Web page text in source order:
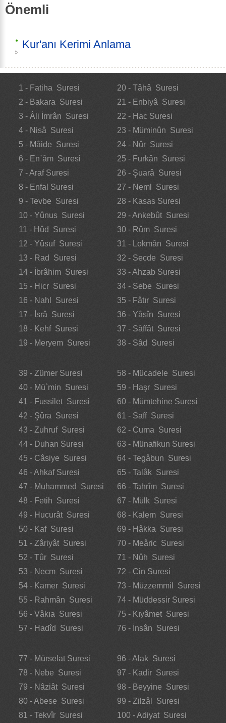
Önemli
Kur'anı Kerimi Anlama
1 - Fatiha Suresi
2 - Bakara Suresi
3 - Âli İmrân Suresi
4 - Nisâ Suresi
5 - Mâide Suresi
6 - En`âm Suresi
7 - Araf Suresi
8 - Enfal Suresi
9 - Tevbe Suresi
10 - Yûnus Suresi
11 - Hûd Suresi
12 - Yûsuf Suresi
13 - Rad Suresi
14 - İbrâhim Suresi
15 - Hicr Suresi
16 - Nahl Suresi
17 - İsrâ Suresi
18 - Kehf Suresi
19 - Meryem Suresi
20 - Tâhâ Suresi
21 - Enbiyâ Suresi
22 - Hac Suresi
23 - Müminûn Suresi
24 - Nûr Suresi
25 - Furkân Suresi
26 - Şuarâ Suresi
27 - Neml Suresi
28 - Kasas Suresi
29 - Ankebût Suresi
30 - Rûm Suresi
31 - Lokmân Suresi
32 - Secde Suresi
33 - Ahzab Suresi
34 - Sebe Suresi
35 - Fâtır Suresi
36 - Yâsîn Suresi
37 - Sâffât Suresi
38 - Sâd Suresi
39 - Zümer Suresi
40 - Mü`min Suresi
41 - Fussilet Suresi
42 - Şûra Suresi
43 - Zuhruf Suresi
44 - Duhan Suresi
45 - Câsiye Suresi
46 - Ahkaf Suresi
47 - Muhammed Suresi
48 - Fetih Suresi
49 - Hucurât Suresi
50 - Kaf Suresi
51 - Zâriyât Suresi
52 - Tûr Suresi
53 - Necm Suresi
54 - Kamer Suresi
55 - Rahmân Suresi
56 - Vâkıa Suresi
57 - Hadîd Suresi
58 - Mücadele Suresi
59 - Haşr Suresi
60 - Mümtehine Suresi
61 - Saff Suresi
62 - Cuma Suresi
63 - Münafikun Suresi
64 - Tegâbun Suresi
65 - Talâk Suresi
66 - Tahrîm Suresi
67 - Mülk Suresi
68 - Kalem Suresi
69 - Hâkka Suresi
70 - Meâric Suresi
71 - Nûh Suresi
72 - Cin Suresi
73 - Müzzemmil Suresi
74 - Müddessir Suresi
75 - Kıyâmet Suresi
76 - İnsân Suresi
77 - Mürselat Suresi
78 - Nebe Suresi
79 - Nâziât Suresi
80 - Abese Suresi
81 - Tekvîr Suresi
96 - Alak Suresi
97 - Kadir Suresi
98 - Beyyine Suresi
99 - Zilzâl Suresi
100 - Adiyat Suresi